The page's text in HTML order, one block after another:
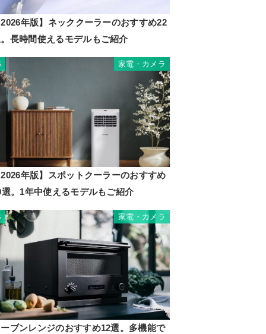
年版】ネッククーラーのおすすめ22
長時間使えるモデルもご紹介
家電・カメラ
年版】スポットクーラーのおすすめ
選。1年中使えるモデルもご紹介
家電・カメラ
ブンレンジのおすすめ12選。多機能で